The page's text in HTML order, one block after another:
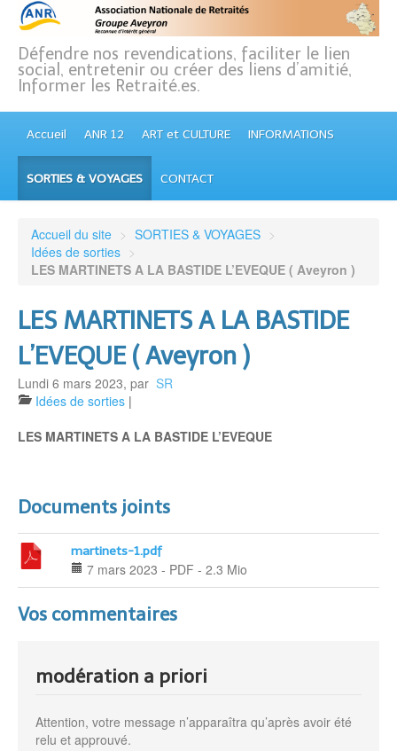
Défendre nos revendications, faciliter le lien
social, entretenir ou créer des liens d’amitié,
Informer les Retraité.es.
Accueil ANR 12 ART et CULTURE INFORMATIONS
SORTIES & VOYAGES CONTACT
Accueil du site > SORTIES & VOYAGES >
Idées de sorties >
LES MARTINETS A LA BASTIDE L’EVEQUE ( Aveyron )
LES MARTINETS A LA BASTIDE
L’EVEQUE ( Aveyron )
Lundi 6 mars 2023, par SR
Idées de sorties |
LES MARTINETS A LA BASTIDE L’EVEQUE
Documents joints
martinets-1.pdf
7 mars 2023 - PDF - 2.3 Mio
Vos commentaires
modération a priori
Attention, votre message n’apparaîtra qu’après avoir été
relu et approuvé.